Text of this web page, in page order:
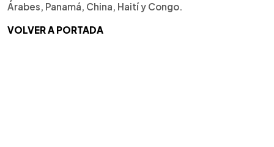
Árabes, Panamá, China, Haití y Congo.
VOLVER A PORTADA